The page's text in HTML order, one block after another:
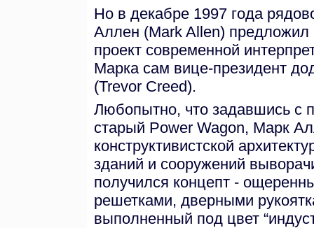
Но в декабре 1997 года
Аллен (Mark Allen) предложил
проект современной
Марка сам вице-президент
(Trevor Creed).
Любопытно, что задавшись с
старый Power Wagon, Марк
конструктивистской
зданий и сооружений
получился концепт -
решетками, дверными
выполненный под цвет